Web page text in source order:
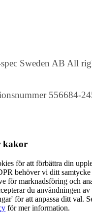
Sweden AB All
556684-
kakor
för att förbättra din
behöver vi ditt samtycke
för marknadsföring och
du användningen
för att anpassa ditt val.
för mer information.